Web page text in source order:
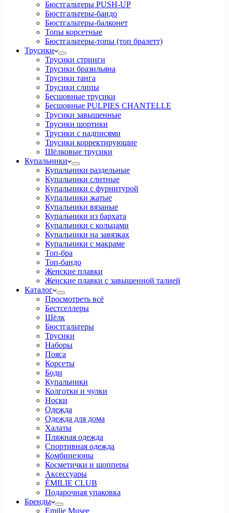
Бюстгальтеры PUSH-UP
Бюстгальтеры-бандо
Бюстгальтеры-балконет
Топы корсетные
Бюстгальтеры-топы (топ бралетт)
Трусики
Трусики стринги
Трусики бразильяна
Трусики танга
Трусики слипы
Бесшовные трусики
Бесшовные PULPIES CHANTELLE
Трусики завышенные
Трусики шортики
Трусики с надписями
Трусики корректирующие
Шёлковые трусики
Купальники
Купальники раздельные
Купальники слитные
Купальники с фурнитурой
Купальники жатые
Купальники вязаные
Купальники из бархата
Купальники с кольцами
Купальники на завязках
Купальники с макраме
Топ-бра
Топ-бандо
Женские плавки
Женские плавки с завышенной талией
Каталог
Просмотреть всё
Бестселлеры
Шёлк
Бюстгальтеры
Трусики
Наборы
Пояса
Корсеты
Боди
Купальники
Колготки и чулки
Носки
Одежда
Одежда для дома
Халаты
Пляжная одежда
Спортивная одежда
Комбинезоны
Косметички и шопперы
Аксессуары
ÉMILIE CLUB
Подарочная упаковка
Бренды
Emilie Musee